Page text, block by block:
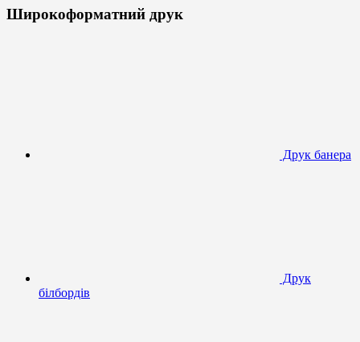
Широкоформатний друк
Друк банера
Друк
білбордів